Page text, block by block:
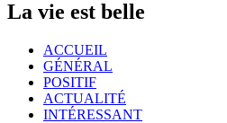
La vie est belle
ACCUEIL
GÉNÉRAL
POSITIF
ACTUALITÉ
INTÉRESSANT